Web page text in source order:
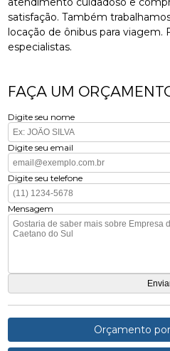
satisfação. Também
locação de ônibus para viagem.
especialistas.
FAÇA UM
Digite seu nome
Digite seu email
Digite seu telefone
Mensagem
Orçamento